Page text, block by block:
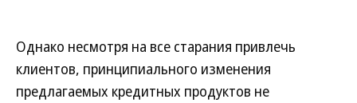
Однако несмотря на все старания привлечь
клиентов, принципиального изменения
предлагаемых кредитных продуктов не